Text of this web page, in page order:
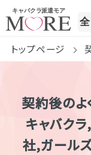
キャバクラ派遣モア
トップページ
契約後のよ
キャバク
社,ガール